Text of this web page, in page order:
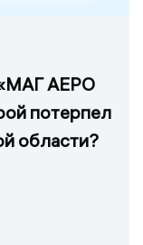
«МАГ АЕРО
потерпел
области?